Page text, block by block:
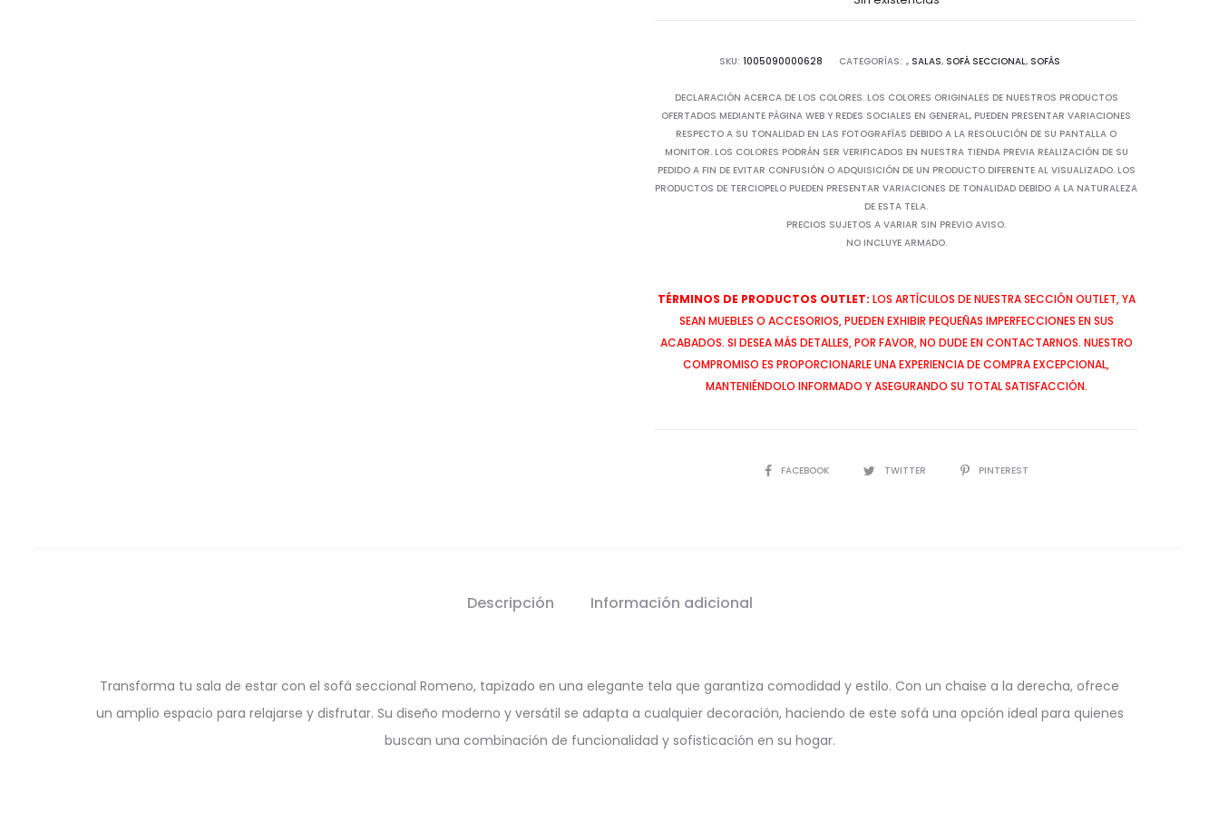
SKU: 1005090000628 CATEGORÍAS: ., SALAS, SOFÁ SECCIONAL, SOFÁS
DECLARACIÓN ACERCA DE LOS COLORES. LOS COLORES ORIGINALES DE NUESTROS PRODUCTOS
OFERTADOS MEDIANTE PÁGINA WEB Y REDES SOCIALES EN GENERAL, PUEDEN PRESENTAR VARIACIONES
RESPECTO A SU TONALIDAD EN LAS FOTOGRAFÍAS DEBIDO A LA RESOLUCIÓN DE SU PANTALLA O
MONITOR. LOS COLORES PODRÁN SER VERIFICADOS EN NUESTRA TIENDA PREVIA REALIZACIÓN DE SU
PEDIDO A FIN DE EVITAR CONFUSIÓN O ADQUISICIÓN DE UN PRODUCTO DIFERENTE AL VISUALIZADO. LOS
PRODUCTOS DE TERCIOPELO PUEDEN PRESENTAR VARIACIONES DE TONALIDAD DEBIDO A LA NATURALEZA
DE ESTA TELA.
PRECIOS SUJETOS A VARIAR SIN PREVIO AVISO.
NO INCLUYE ARMADO.
TÉRMINOS DE PRODUCTOS OUTLET: LOS ARTÍCULOS DE NUESTRA SECCIÓN OUTLET, YA
SEAN MUEBLES O ACCESORIOS, PUEDEN EXHIBIR PEQUEÑAS IMPERFECCIONES EN SUS
ACABADOS. SI DESEA MÁS DETALLES, POR FAVOR, NO DUDE EN CONTACTARNOS. NUESTRO
COMPROMISO ES PROPORCIONARLE UNA EXPERIENCIA DE COMPRA EXCEPCIONAL,
MANTENIÉNDOLO INFORMADO Y ASEGURANDO SU TOTAL SATISFACCIÓN.
SHAREFACEBOOK TWITTER PINTEREST
Descripción Información adicional
Transforma tu sala de estar con el sofá seccional Romeno, tapizado en una elegante tela que garantiza comodidad y estilo. Con un chaise a la derecha, ofrece
un amplio espacio para relajarse y disfrutar. Su diseño moderno y versátil se adapta a cualquier decoración, haciendo de este sofá una opción ideal para quienes
buscan una combinación de funcionalidad y sofisticación en su hogar.